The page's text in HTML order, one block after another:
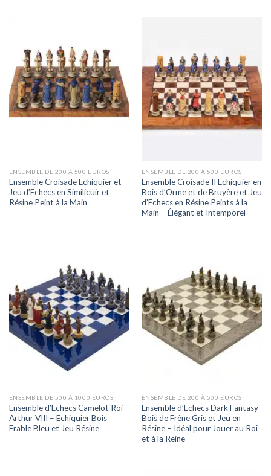
ENSEMBLE DE 200 À 500 EUROS
Ensemble Croisade Echiquier et
Jeu d’Echecs en Similicuir et
Résine Peint à la Main
ENSEMBLE DE 200 À 500 EUROS
Ensemble Croisade II Echiquier en
Bois d’Orme et de Bruyère et Jeu
d’Echecs en Résine Peints à la
Main – Élégant et Intemporel
ENSEMBLE DE 500 À 1000 EUROS
Ensemble d’Echecs Camelot Roi
Arthur VIII – Echiquier Bois
Erable Bleu et Jeu Résine
ENSEMBLE DE 200 À 500 EUROS
Ensemble d’Echecs Dark Fantasy
Bois de Frêne Gris et Jeu en
Résine – Idéal pour Jouer au Roi
et à la Reine